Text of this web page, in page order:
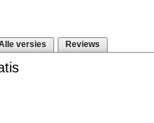
versies Reviews